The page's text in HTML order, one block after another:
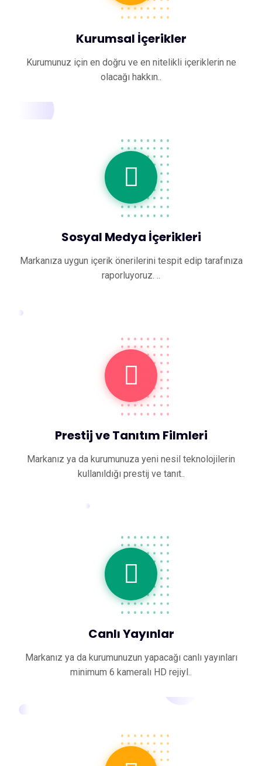
Kurumsal İçerikler
Kurumunuz için en doğru ve en nitelikli içeriklerin ne
olacağı hakkın..
Sosyal Medya İçerikleri
Markanıza uygun içerik önerilerini tespit edip tarafınıza
raporluyoruz. ..
Prestij ve Tanıtım Filmleri
Markanız ya da kurumunuza yeni nesil teknolojilerin
kullanıldığı prestij ve tanıt..
Canlı Yayınlar
Markanız ya da kurumunuzun yapacağı canlı yayınları
minimum 6 kameralı HD rejiyl..